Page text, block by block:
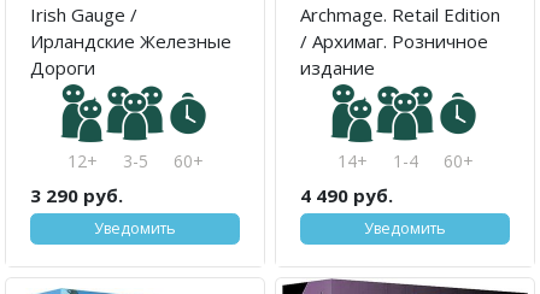
Irish Gauge /
Ирландские Железные
Дороги
12+ 3-5 60+
3 290 руб.
Уведомить
Archmage. Retail Edition
/ Архимаг. Розничное
издание
14+ 1-4 60+
4 490 руб.
Уведомить